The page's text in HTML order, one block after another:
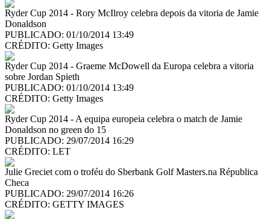
Ryder Cup 2014 - Rory McIlroy celebra depois da vitoria de Jamie
Donaldson
PUBLICADO: 01/10/2014 13:49
CRÉDITO: Getty Images
Ryder Cup 2014 - Graeme McDowell da Europa celebra a vitoria
sobre Jordan Spieth
PUBLICADO: 01/10/2014 13:49
CRÉDITO: Getty Images
Ryder Cup 2014 - A equipa europeia celebra o match de Jamie
Donaldson no green do 15
PUBLICADO: 29/07/2014 16:29
CRÉDITO: LET
Julie Greciet com o troféu do Sberbank Golf Masters.na Républica
Checa
PUBLICADO: 29/07/2014 16:26
CRÉDITO: GETTY IMAGES